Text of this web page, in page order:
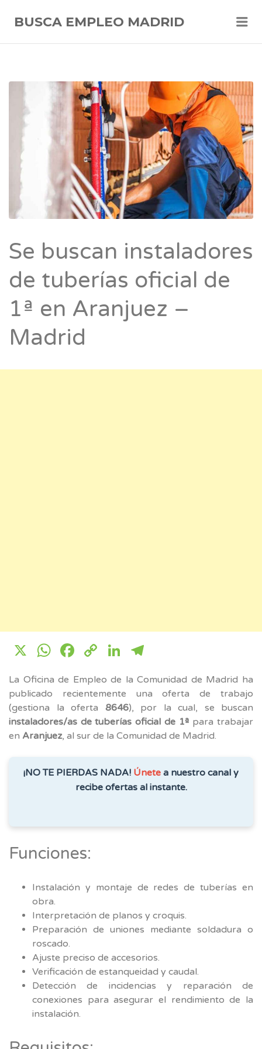
BUSCA EMPLEO MADRID
Se buscan instaladores
de tuberías oficial de
1ª en Aranjuez –
Madrid
X WhatsApp
Facebook
CopyLinkedIn
La Oficina de Empleo de la Comunidad de Madrid ha
publicado recientemente una oferta de trabajo
(gestiona la oferta 8646), por la cual, se buscan
instaladores/as de tuberías oficial de 1ª para trabajar
en Aranjuez, al sur de la Comunidad de Madrid.
¡NO TE PIERDAS NADA! Únete a nuestro canal y
recibe ofertas al instante.
Funciones:
Instalación y montaje de redes de tuberías en
obra.
Interpretación de planos y croquis.
Preparación de uniones mediante soldadura o
roscado.
Ajuste preciso de accesorios.
Verificación de estanqueidad y caudal.
Detección de incidencias y reparación de
conexiones para asegurar el rendimiento de la
instalación.